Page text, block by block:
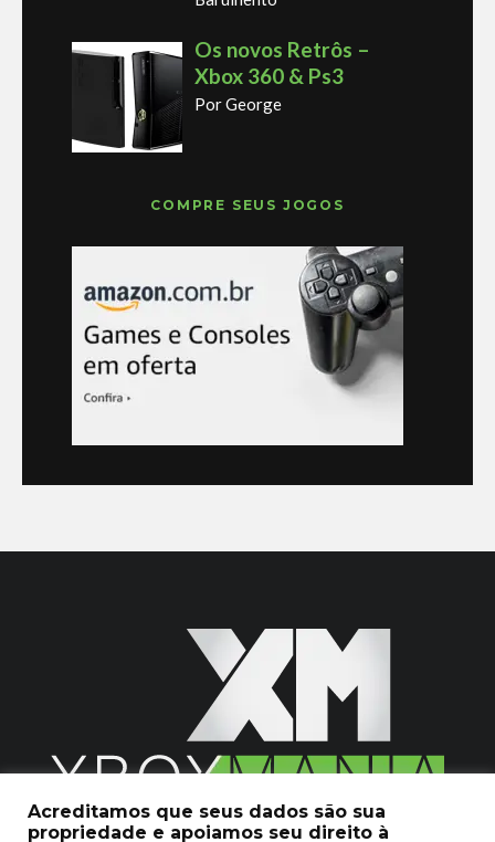
Os novos Retrôs –
Xbox 360 & Ps3
Por George
COMPRE SEUS JOGOS
2020 © Xboxmania. Todos os Direitos Reservados.
Acreditamos que seus dados são sua
propriedade e apoiamos seu direito à